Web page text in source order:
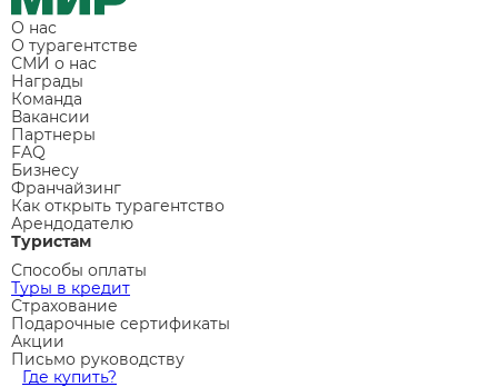
О нас
О турагентстве
СМИ о нас
Награды
Команда
Вакансии
Партнеры
FAQ
Бизнесу
Франчайзинг
Как открыть турагентство
Арендодателю
Туристам
Способы оплаты
Туры в кредит
Страхование
Подарочные сертификаты
Акции
Письмо руководству
Где купить?